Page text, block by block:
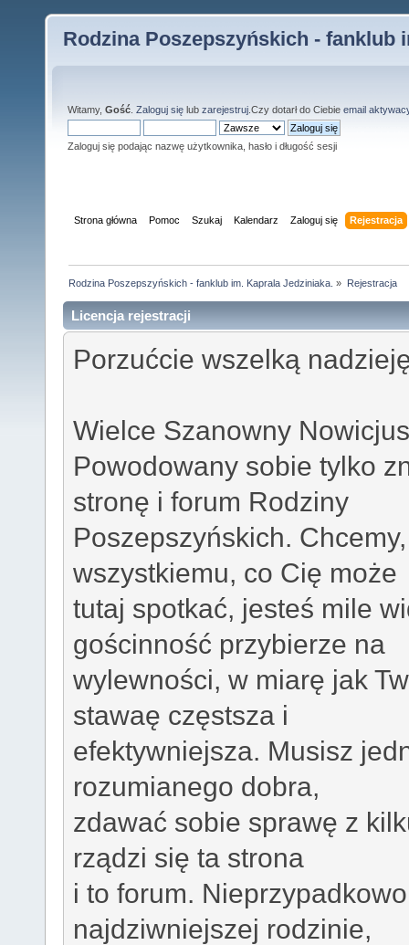
Rodzina Poszepszyńskich - fanklub
Witamy, Gość Zaloguj się lub zarejestruj .Czy dotarł do Ciebie email
Zaloguj się podając nazwę użytkownika, hasło i długość sesji
Strona główna Pomoc Szukaj Kalendarz Zaloguj się Rejestracja
Rodzina Poszepszyńskich - fanklub im. Kaprala Jedziniaka. » Rejestracja
Licencja rejestracji
Porzućcie wszelką
Wielce Szanowny
Powodowany sobie tylko
stronę i forum Rodziny
Poszepszyńskich.
wszystkiemu, co Cię może
tutaj spotkać, jesteś mile
gościnność przybierze na
wylewności, w miarę jak
stawaę częstsza i
efektywniejsza. Musisz
rozumianego dobra,
zdawać sobie sprawę z
rządzi się ta strona
i to forum.
najdziwniejszej rodzinie,